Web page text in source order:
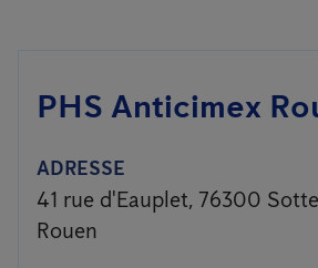
PHS Anticimex
ADRESSE
41 rue d'Eauplet, 76300
Rouen